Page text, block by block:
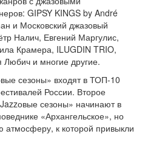
GIPSY KINGS by André
и Московский джазовый
Налич, Евгений Маргулис,
Крамера, ILUGDIN TRIO,
и многие другие.
сезоны» входят в ТОП-10
России. Второе
сезоны» начинают в
«Архангельское», но
атмосферу, к которой привыкли